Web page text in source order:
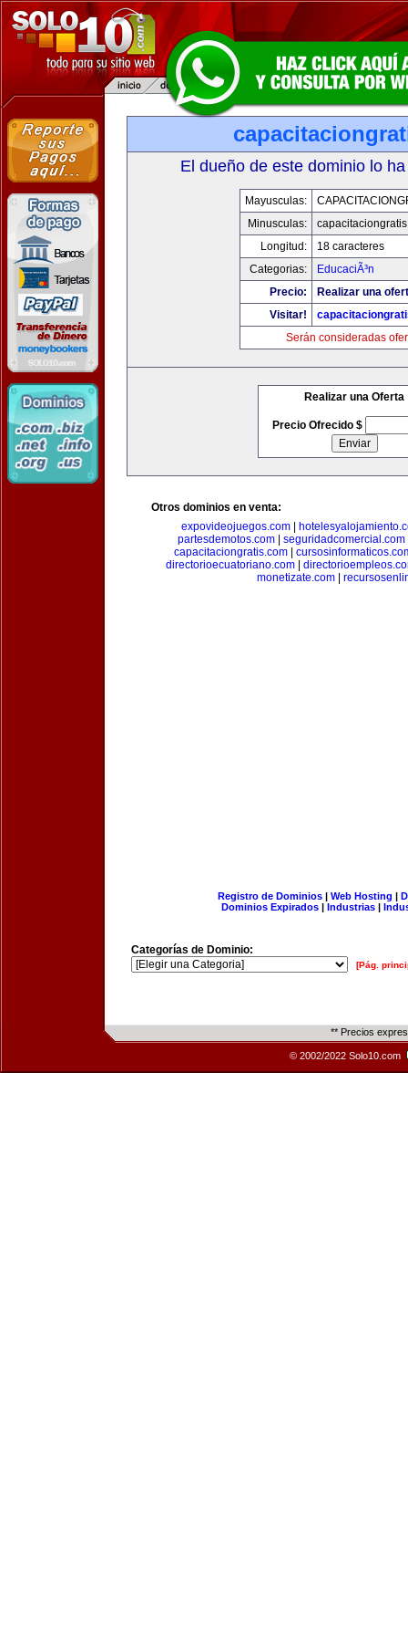
El dueño de este dominio lo
Mayusculas:
Minusculas:
Longitud:
18 caracteres
Categorias:
EducaciÃ³n
Precio:
Realizar una
Visitar!
Serán consideradas
Realizar una Oferta
Precio Ofrecido $
Otros dominios en venta:
expovideojuegos.com
partesdemotos.com| seguridadcomercial.com
capacitaciongratis.com|
directorioecuatoriano.com
monetizate.com|
Registro de Dominios| Web Hosting |
Dominios Expirados | Industrias |
Categorías de Dominio:
[Pág.
** Precios
© 2002/2022 Solo10.com